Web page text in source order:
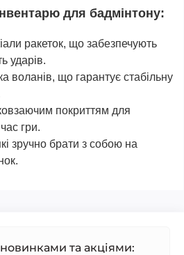
для бадмінтону:
ракеток, що забезпечують
ударів.
воланів, що гарантує стабільну
покриттям для
гри.
зручно брати з собою на
та акціями: